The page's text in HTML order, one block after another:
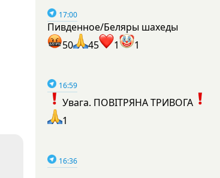
17:00
Пивденное/Беляры шахеды
50
45 1 1
16:59
Увага. ПОВІТРЯНА ТРИВОГА
1
16:36